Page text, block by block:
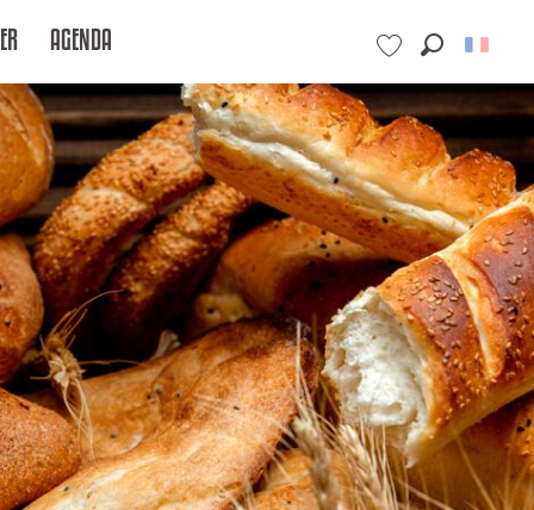
Voir les favoris
AGENDA